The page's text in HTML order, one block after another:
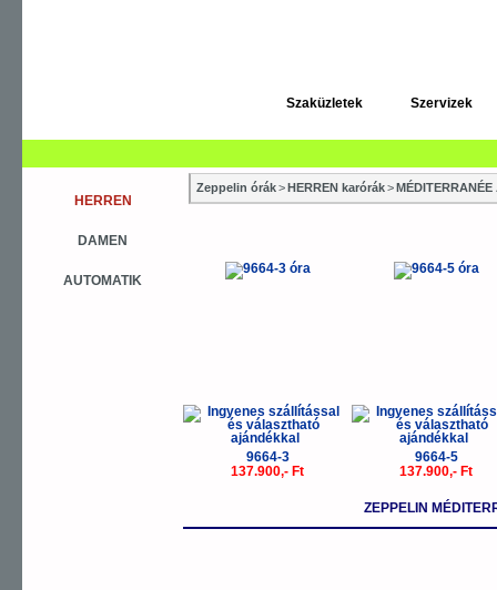
Szaküzletek Szervizek
HERREN
DAMEN
AUTOMATIK
Zeppelin órák>HERREN karórák>MÉDITERRANÉE
9664-3
137.900,- Ft
9664-5
137.900,- Ft
ZEPPELIN